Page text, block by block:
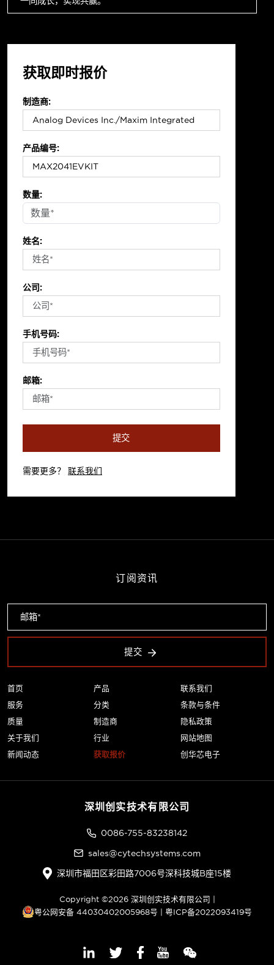
获取即时报价
制造商:
产品编号:
数量:
姓名:
公司:
手机号码:
邮箱:
提交
需要更多？ 联系我们
首页
服务
质量
关于我们
新闻动态
产品
分类
制造商
行业
获取报价
联系我们
条款与条件
隐私政策
网站地图
创华芯电子
订阅资讯
提交
深圳创实技术有限公司
0086-755-83238142
sales@cytechsystems.com
深圳市福田区彩田路7006号深科技城B座15楼
Copyright ©2026 深圳创实技术有限公司 |
粤公网安备 44030402005968号 | 粤ICP备2022093419号